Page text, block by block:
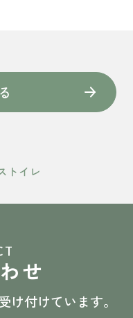
トイレ
せ
け付けています。